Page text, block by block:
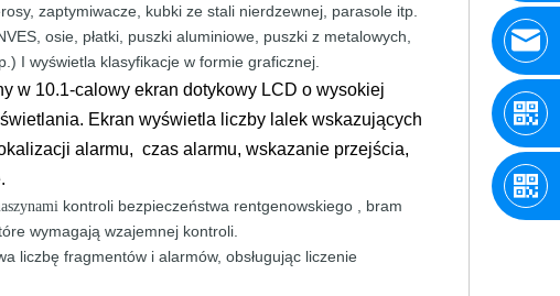
zaptymiwacze, kubki ze stali nierdzewnej, parasole itp.
osie, płatki, puszki aluminiowe, puszki z metalowych,
I wyświetla klasyfikacje w formie graficznej.
w 10.1-calowy ekran dotykowy LCD o wysokiej
Ekran wyświetla liczby lalek wskazujących
alarmu, czas alarmu, wskazanie przejścia,
kontroli bezpieczeństwa rentgenowskiego , bram
wymagają wzajemnej kontroli.
liczbę fragmentów i alarmów, obsługując liczenie